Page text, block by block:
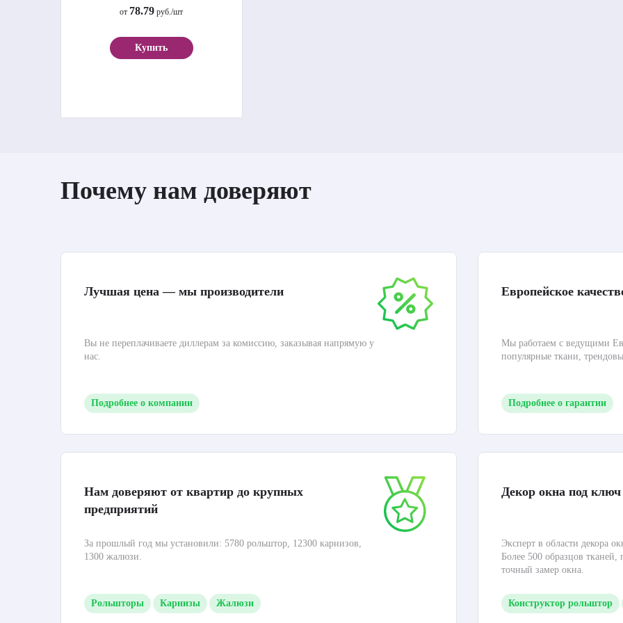
от 78.79 руб./шт
Купить
Почему нам доверяют
Лучшая цена — мы производители
Вы не переплачиваете диллерам за комиссию, заказывая напрямую у
нас.
Подробнее о компании
Нам доверяют от квартир до крупных
предприятий
За прошлый год мы установили: 5780 рольштор, 12300 карнизов,
1300 жалюзи.
Рольшторы Карнизы Жалюзи
Европейское
Мы работаем с ведущими
популярные ткани,
Подробнее о гарантии
Декор окна под ключ
Эксперт в области декора
Более 500 образцов тканей,
точный замер окна.
Конструктор рольштор